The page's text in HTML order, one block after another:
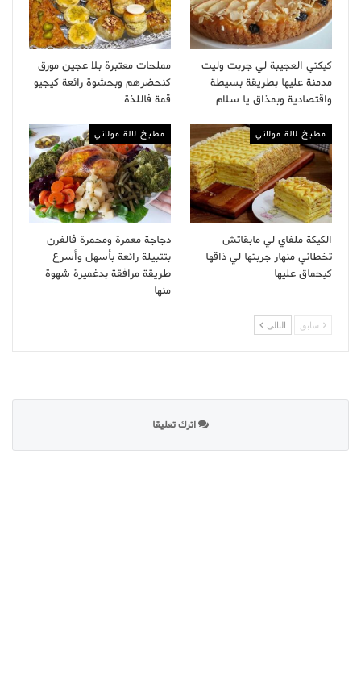
كيكتي العجيبة لي جربت وليت
مدمنة عليها بطريقة بسيطة
واقتصادية وبمذاق يا سلام
مملحات معتبرة بلا عجين مورق
كنحضرهم وبحشوة رائعة كيجيو
قمة فاللذة
مطبخ لالة مولاتي
الكيكة ملفاي لي مابقاتش
تخطاني منهار جربتها لي ذاقها
كيحماق عليها
مطبخ لالة مولاتي
دجاجة معمرة ومحمرة فالفرن
بتتبيلة رائعة بأسهل وأسرع
طريقة مرافقة بدغميرة شهوة
منها
سابق التالى
اترك تعليقا